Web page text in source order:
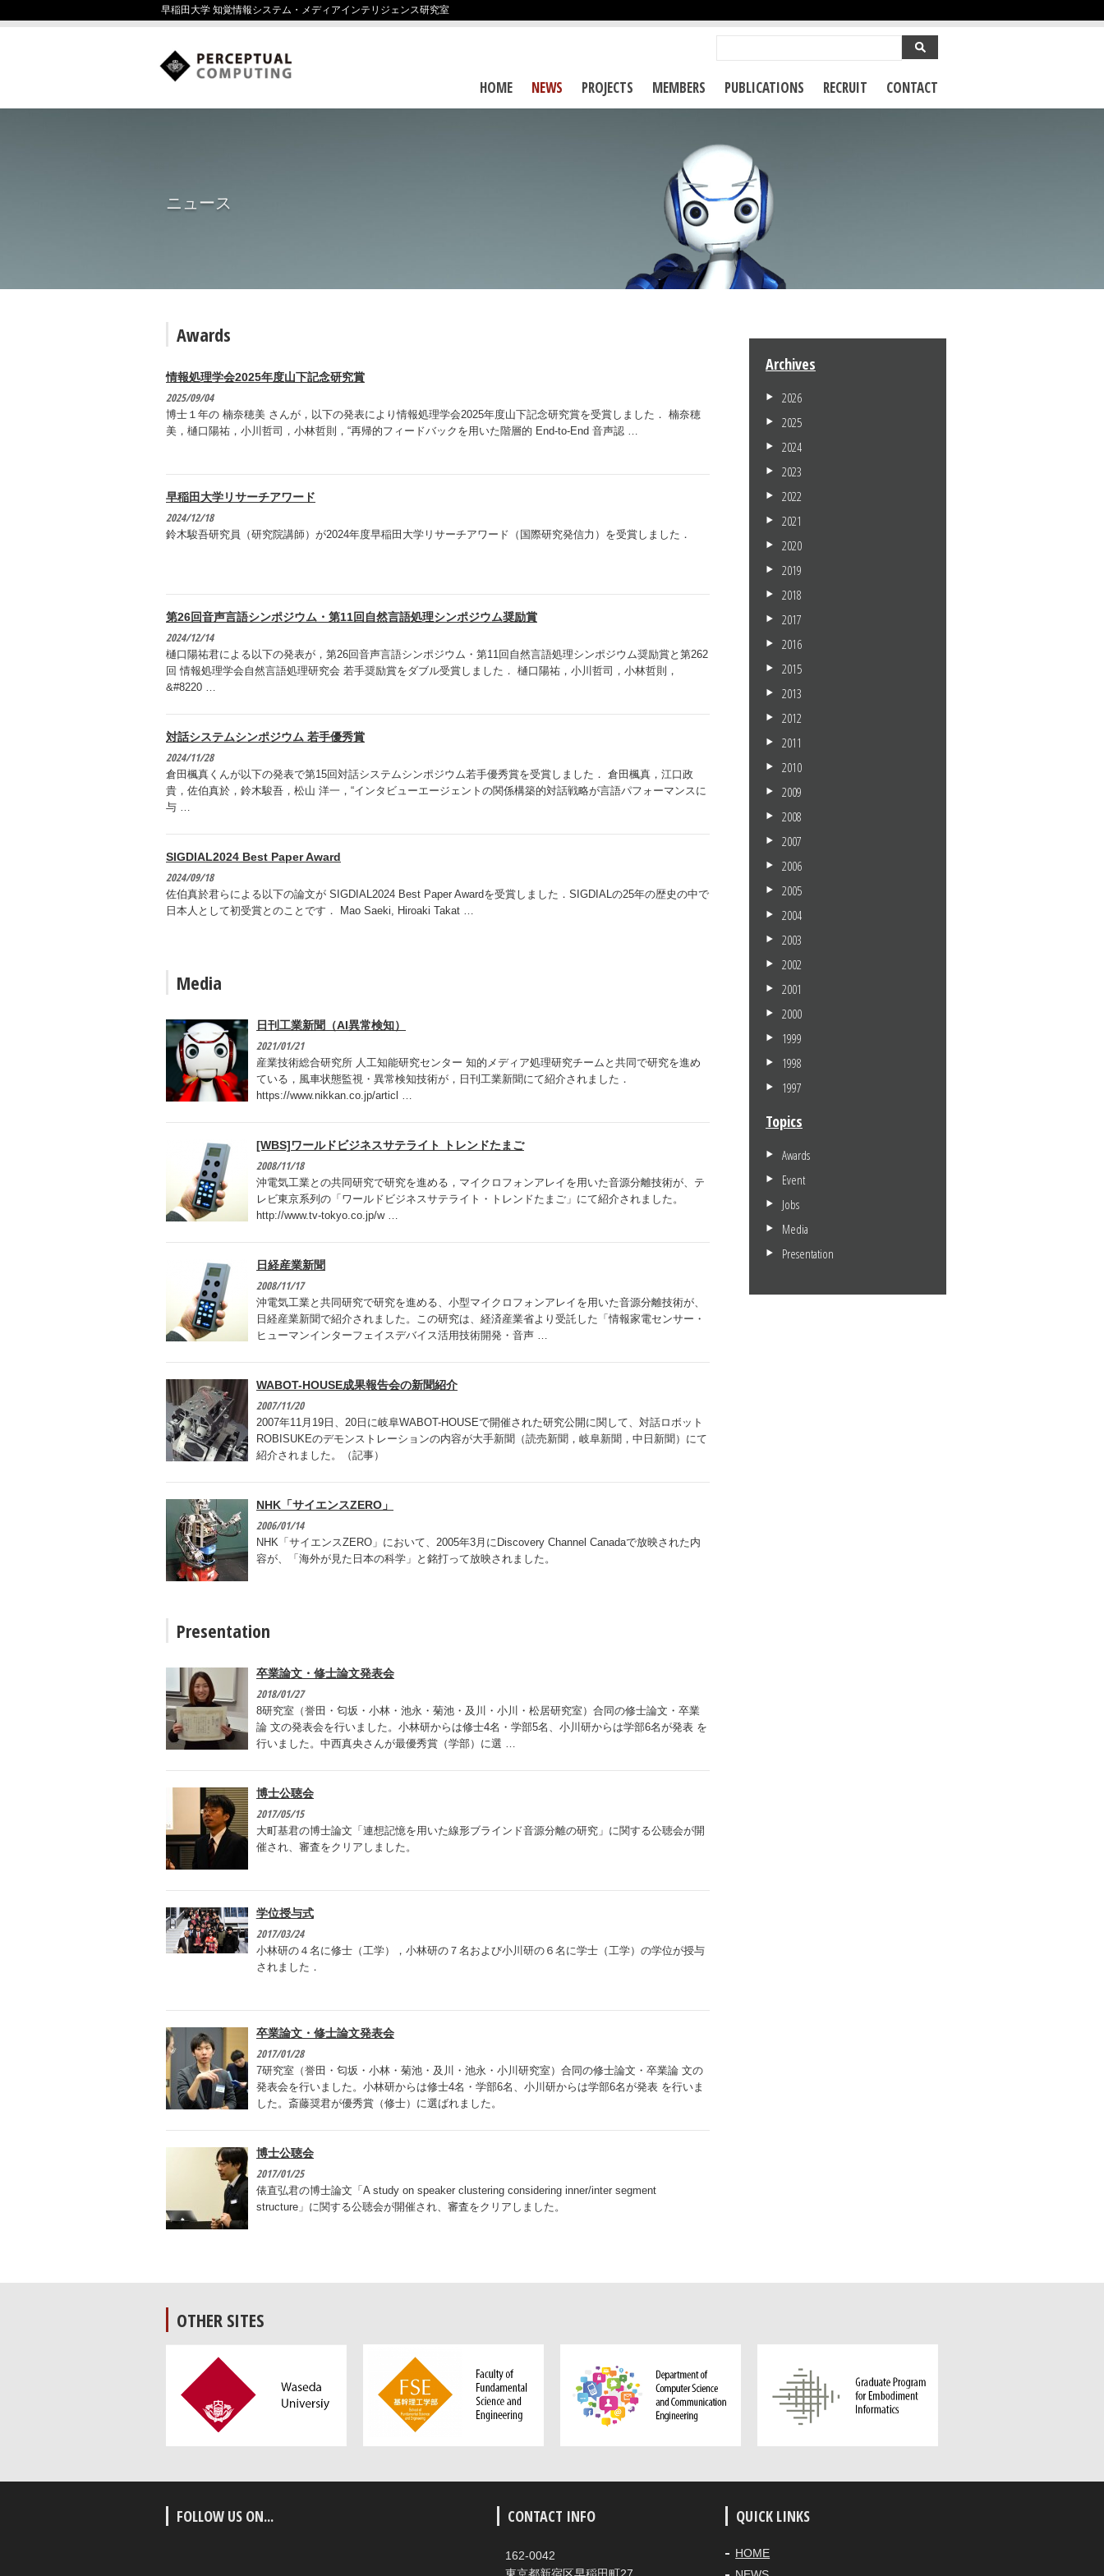
早稲田大学 知覚情報システム・メディアインテリジェンス研究室
HOME NEWS PROJECTS MEMBERS PUBLICATIONS RECRUIT CONTACT
ニュース
Awards
情報処理学会2025年度山下記念研究賞
2025/09/04
博士１年の 楠奈穂美 さんが，以下の発表により情報処理学会2025年度山下記念研究賞を受賞しました． 楠奈穂
美，樋口陽祐，小川哲司，小林哲則，“再帰的フィードバックを用いた階層的 End-to-End 音声認 …
早稲田大学リサーチアワード
2024/12/18
鈴木駿吾研究員（研究院講師）が2024年度早稲田大学リサーチアワード（国際研究発信力）を受賞しました．
第26回音声言語シンポジウム・第11回自然言語処理シンポジウム奨励賞
2024/12/14
樋口陽祐君による以下の発表が，第26回音声言語シンポジウム・第11回自然言語処理シンポジウム奨励賞と第262
回 情報処理学会自然言語処理研究会 若手奨励賞をダブル受賞しました． 樋口陽祐，小川哲司，小林哲則，
&#8220 …
対話システムシンポジウム 若手優秀賞
2024/11/28
倉田楓真くんが以下の発表で第15回対話システムシンポジウム若手優秀賞を受賞しました． 倉田楓真，江口政
貴，佐伯真於，鈴木駿吾，松山 洋一，“インタビューエージェントの関係構築的対話戦略が言語パフォーマンスに
与 …
SIGDIAL2024 Best Paper Award
2024/09/18
佐伯真於君らによる以下の論文が SIGDIAL2024 Best Paper Awardを受賞しました．SIGDIALの25年の歴史の中で
日本人として初受賞とのことです． Mao Saeki, Hiroaki Takat …
Media
日刊工業新聞（AI異常検知）
2021/01/21
産業技術総合研究所 人工知能研究センター 知的メディア処理研究チームと共同で研究を進め
ている，風車状態監視・異常検知技術が，日刊工業新聞にて紹介されました．
https://www.nikkan.co.jp/articl …
[WBS]ワールドビジネスサテライト トレンドたまご
2008/11/18
沖電気工業との共同研究で研究を進める，マイクロフォンアレイを用いた音源分離技術が、テ
レビ東京系列の「ワールドビジネスサテライト・トレンドたまご」にて紹介されました。
http://www.tv-tokyo.co.jp/w …
日経産業新聞
2008/11/17
沖電気工業と共同研究で研究を進める、小型マイクロフォンアレイを用いた音源分離技術が、
日経産業新聞で紹介されました。この研究は、経済産業省より受託した「情報家電センサー・
ヒューマンインターフェイスデバイス活用技術開発・音声 …
WABOT-HOUSE成果報告会の新聞紹介
2007/11/20
2007年11月19日、20日に岐阜WABOT-HOUSEで開催された研究公開に関して、対話ロボット
ROBISUKEのデモンストレーションの内容が大手新聞（読売新聞，岐阜新聞，中日新聞）にて
紹介されました。（記事）
NHK「サイエンスZERO」
2006/01/14
NHK「サイエンスZERO」において、2005年3月にDiscovery Channel Canadaで放映された内
容が、「海外が見た日本の科学」と銘打って放映されました。
Presentation
卒業論文・修士論文発表会
2018/01/27
8研究室（誉田・匂坂・小林・池永・菊池・及川・小川・松居研究室）合同の修士論文・卒業
論 文の発表会を行いました。小林研からは修士4名・学部5名、小川研からは学部6名が発表 を
行いました。中西真央さんが最優秀賞（学部）に選 …
博士公聴会
2017/05/15
大町基君の博士論文「連想記憶を用いた線形ブラインド音源分離の研究」に関する公聴会が開
催され、審査をクリアしました。
学位授与式
2017/03/24
小林研の４名に修士（工学），小林研の７名および小川研の６名に学士（工学）の学位が授与
されました．
卒業論文・修士論文発表会
2017/01/28
7研究室（誉田・匂坂・小林・菊池・及川・池永・小川研究室）合同の修士論文・卒業論 文の
発表会を行いました。小林研からは修士4名・学部6名、小川研からは学部6名が発表 を行いま
した。斎藤奨君が優秀賞（修士）に選ばれました。
博士公聴会
2017/01/25
俵直弘君の博士論文「A study on speaker clustering considering inner/inter segment
structure」に関する公聴会が開催され、審査をクリアしました。
Archives
2026
2025
2024
2023
2022
2021
2020
2019
2018
2017
2016
2015
2013
2012
2011
2010
2009
2008
2007
2006
2005
2004
2003
2002
2001
2000
1999
1998
1997
Topics
Awards
Event
Jobs
Media
Presentation
OTHER SITES
FOLLOW US ON... CONTACT INFO
162-0042
東京都新宿区早稲田町27
QUICK LINKS
HOME